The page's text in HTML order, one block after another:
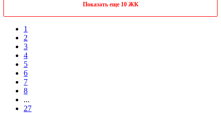
Показать еще 10 ЖК
1
2
3
4
5
6
7
8
...
27